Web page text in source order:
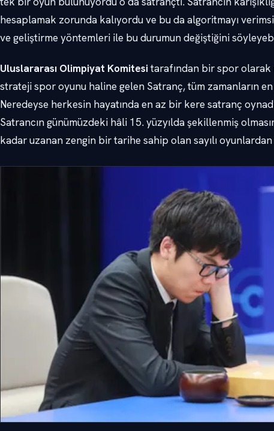
hesaplamak zorunda kalıyordu ve bu da algoritmayı
ve geliştirme yöntemleri ile bu durumun değiştiğini
Uluslararası Olimpiyat Komitesitarafından bir spor olarak
strateji spor oyunu haline gelen Satranç, tüm zamanların
Neredeyse herkesin hayatında en az bir kere satranç
Satrancın günümüzdeki hâli 15. yüzyılda şekillenmiş
kadar uzanan zengin bir tarihe sahip olan sayılı